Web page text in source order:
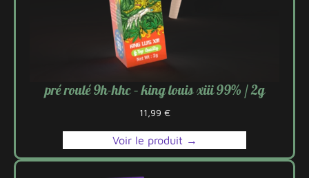
pré roulé 9h-hhc – king louis xiii 99% / 2g
11,99 €
Voir le produit →